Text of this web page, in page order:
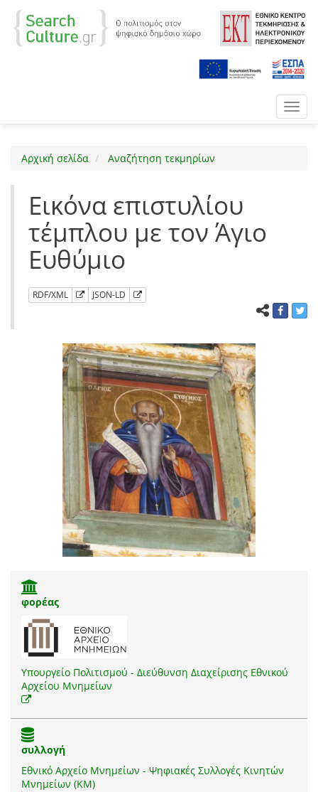
Αρχική σελίδα Αναζήτηση τεκμηρίων
Εικόνα επιστυλίου
τέμπλου με τον Άγιο
Ευθύμιο
RDF/XML JSON-LD
φορέας
Υπουργείο Πολιτισμού - Διεύθυνση Διαχείρισης Εθνικού
Αρχείου Μνημείων
συλλογή
Εθνικό Αρχείο Μνημείων - Ψηφιακές Συλλογές Κινητών
Μνημείων (ΚΜ)